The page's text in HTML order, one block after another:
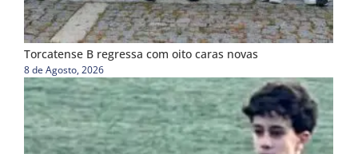
Torcatense B regressa com oito caras novas
8 de Agosto, 2026